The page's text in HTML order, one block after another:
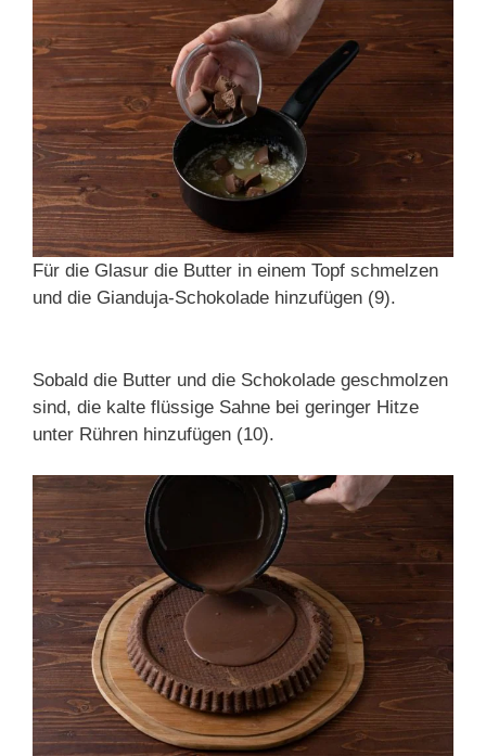
Für die Glasur die Butter in einem Topf schmelzen
und die Gianduja-Schokolade hinzufügen (9).
Sobald die Butter und die Schokolade geschmolzen
sind, die kalte flüssige Sahne bei geringer Hitze
unter Rühren hinzufügen (10).